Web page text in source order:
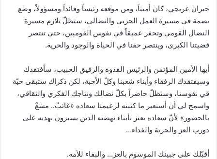
جبران عريجي، كان أميناً، ومن موقعه رئيساً وقائداً ومسؤولاً، وضع
بصمة في مسيرة العمل الحزبي والنضالي، ستظلّ تلازم مسيرة
النضال القومي وتحفر عميقاً في نفوس القوميين، حتى تنتصر
قضيتنا الكبرى، وينتصر حقنا في الحياة والوجود والحرية.
أيها الأمين المؤتمن والرئيس القدوة والرفيق الحبيب، سأفتقدك
وسيفتقدك الرفقاء وأبناء شعبنا وكلّ الأحبة، لكن ذكراك ستبقى حيّة
في نفوسنا، وستظلّ حاضراً بكلّ نضالك ونتاجك الفكري والثقافي،
واسمح لي أن أستعير ما كتبته لزعيمنا سعاده «غائبٌ.. مشعٌ
بالحضور» لأنّ سعاده يعتز بأبناء نهضته الذين يسيرون بهديه على
دورب العز والحرية والفداء…
أقبّلك على جبينك الموسوم بالعز… والبقاء للأمة.